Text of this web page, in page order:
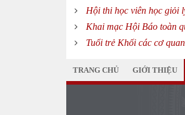
Hội thi học viên học giỏi
Khai mạc Hội Báo toàn
Tuổi trẻ Khối các cơ
TRANG CHỦ GIỚI THIỆU